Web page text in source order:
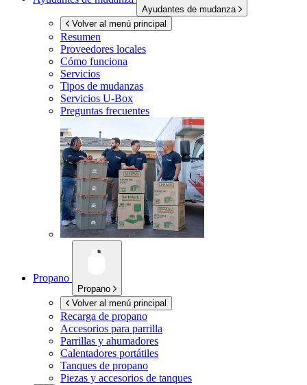
Ayudantes de mudanza
Volver al menú principal
Resumen
Proveedores locales
Cómo funciona
Servicios
Tipos de mudanzas
Servicios U-Box
Preguntas frecuentes
Propano
Propano
Volver al menú principal
Recarga de propano
Accesorios para parrilla
Parrillas y ahumadores
Calentadores portátiles
Tanques de propano
Piezas y accesorios de tanques